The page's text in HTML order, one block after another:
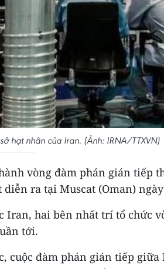
hạt nhân của Iran. (Ảnh: IRNA/TTXVN)
vòng đàm phán gián tiếp
ra tại Muscat (Oman)
Iran, hai bên nhất trí tổ chức
tới.
cuộc đàm phán gián tiếp giữa